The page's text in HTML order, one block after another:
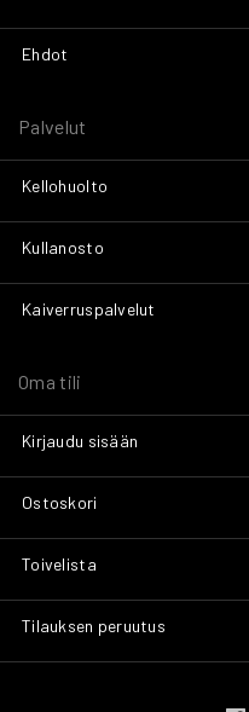
Ehdot
Palvelut
Kellohuolto
Kullanosto
Kaiverruspalvelut
Oma tili
Kirjaudu sisään
Ostoskori
Toivelista
Tilauksen peruutus